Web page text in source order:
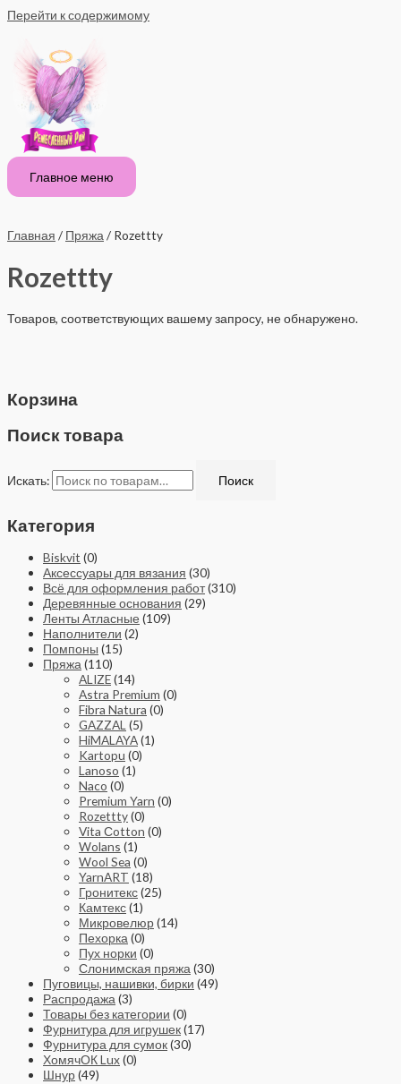
Перейти к содержимому
Главное меню
Главная / Пряжа / Rozettty
Rozettty
Товаров, соответствующих вашему запросу, не обнаружено.
Корзина
Поиск товара
Искать: Поиск
Категория
Biskvit (0)
Аксессуары для вязания (30)
Всё для оформления работ(310)
Деревянные основания (29)
Ленты Атласные (109)
Наполнители (2)
Помпоны (15)
Пряжа (110)
ALIZE(14)
Astra Premium (0)
Fibra Natura (0)
GAZZAL (5)
HiMALAYA(1)
Kartopu (0)
Lanoso (1)
Naco (0)
Premium Yarn (0)
Rozettty(0)
Vita Сotton (0)
Wolans (1)
Wool Sea (0)
YarnART (18)
Гронитекс(25)
Камтекс(1)
Микровелюр(14)
Пехорка (0)
Пух норки (0)
Слонимская пряжа (30)
Пуговицы, нашивки, бирки (49)
Распродажа (3)
Товары без категории (0)
Фурнитура для игрушек(17)
Фурнитура для сумок(30)
ХомячОК Lux(0)
Шнур(49)